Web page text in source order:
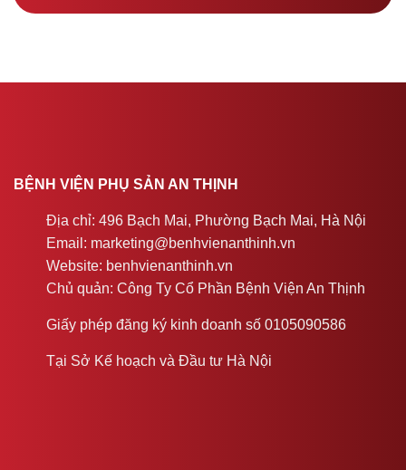
BỆNH VIỆN PHỤ SẢN AN THỊNH
Địa chỉ: 496 Bạch Mai, Phường Bạch Mai, Hà Nội
Email: marketing@benhvienanthinh.vn
Website: benhvienanthinh.vn
Chủ quản: Công Ty Cổ Phần Bệnh Viện An Thịnh
Giấy phép đăng ký kinh doanh số 0105090586
Tại Sở Kế hoạch và Đầu tư Hà Nội